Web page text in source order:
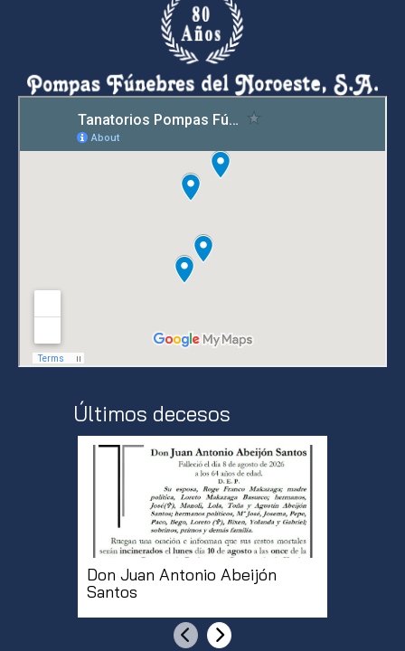
Últimos decesos
Don Juan Antonio Abeijón
Santos
AnteriorSiguiente